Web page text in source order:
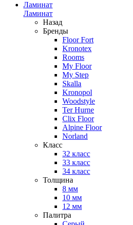
Ламинат
Ламинат
Назад
Бренды
Floor Fort
Kronotex
Rooms
My Floor
My Step
Skalla
Kronopol
Woodstyle
Ter Hurne
Clix Floor
Alpine Floor
Norland
Класс
32 класс
33 класс
34 класс
Толщина
8 мм
10 мм
12 мм
Палитра